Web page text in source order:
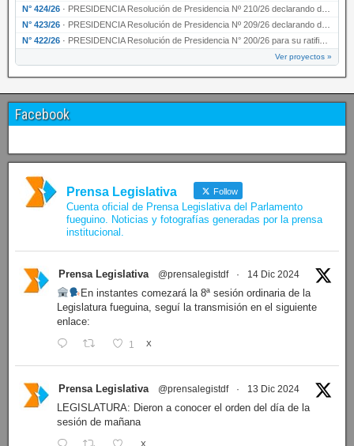
N° 424/26 · PRESIDENCIA Resolución de Presidencia Nº 210/26 declarando de interés provincial el proyec…
N° 423/26 · PRESIDENCIA Resolución de Presidencia Nº 209/26 declarando de interés provincial la presen…
N° 422/26 · PRESIDENCIA Resolución de Presidencia N° 200/26 para su ratificación.
Ver proyectos »
Facebook
Prensa Legislativa Follow
Cuenta oficial de Prensa Legislativa del Parlamento
fueguino. Noticias y fotografías generadas por la prensa
institucional.
Prensa Legislativa @prensalegistdf · 14 Dic 2024
En instantes comezará la 8ª sesión ordinaria de la
Legislatura fueguina, seguí la transmisión en el siguiente
enlace:
1 X
Prensa Legislativa @prensalegistdf · 13 Dic 2024
LEGISLATURA: Dieron a conocer el orden del día de la
sesión de mañana
X